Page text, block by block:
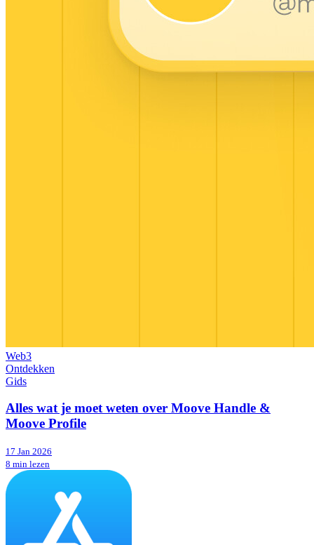
Web3
Ontdekken
Gids
Alles wat je moet weten over Moove Handle &
Moove Profile
17 Jan 2026
8 min lezen